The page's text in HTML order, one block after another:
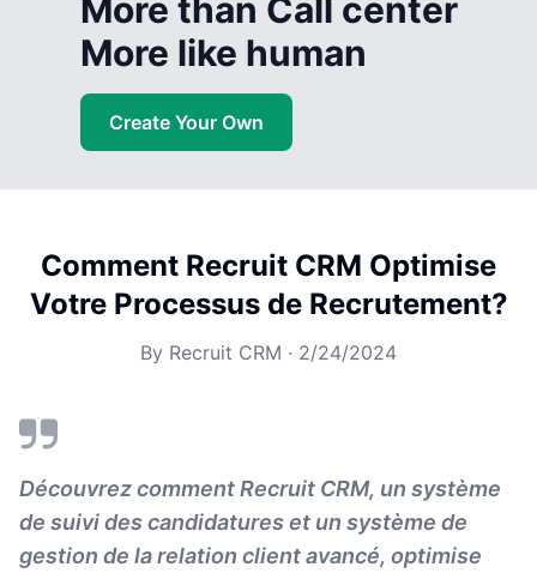
More than Call center
More like human
Create Your Own
Comment Recruit CRM Optimise
Votre Processus de Recrutement?
By Recruit CRM · 2/24/2024
Découvrez comment Recruit CRM, un système
de suivi des candidatures et un système de
gestion de la relation client avancé, optimise